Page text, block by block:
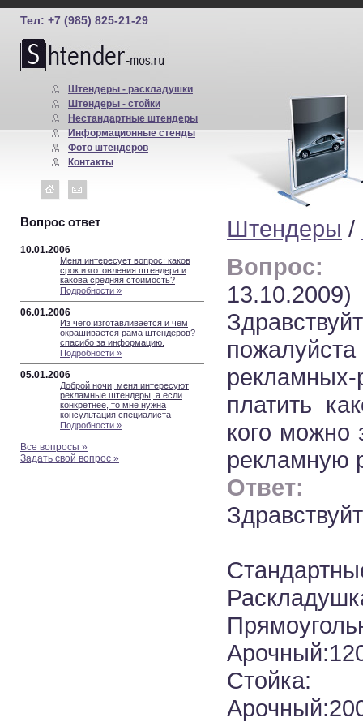
Тел: +7 (985) 825-21-29
Штендеры - раскладушки
Штендеры - стойки
Нестандартные штендеры
Информационные стенды
Фото штендеров
Контакты
Вопрос ответ
10.01.2006
Меня интересует вопрос: каков
срок изготовления штендера и
какова средняя стоимость?
Подробности »
06.01.2006
Из чего изготавливается и чем
окрашивается рама штендеров?
спасибо за информацию.
Подробности »
05.01.2006
Доброй ночи, меня интересуют
рекламные штендеры, а если
конкретнее, то мне нужна
консультация специалиста
Подробности »
Все вопросы »
Задать свой вопрос »
Штендеры /
Вопрос:
13.10.2009)
платить
кого можно
рекламную
Ответ:
Стойка: